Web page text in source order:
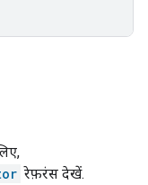
रेफ़रंस देखें.